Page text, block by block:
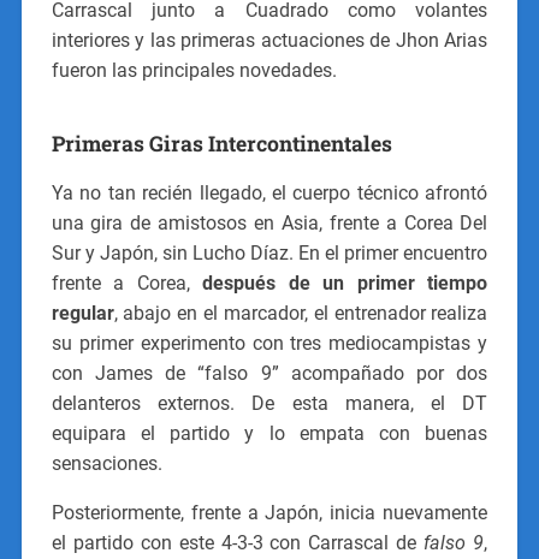
Carrascal junto a Cuadrado como volantes
interiores y las primeras actuaciones de Jhon Arias
fueron las principales novedades.
Primeras Giras Intercontinentales
Ya no tan recién llegado, el cuerpo técnico afrontó
una gira de amistosos en Asia, frente a Corea Del
Sur y Japón, sin Lucho Díaz. En el primer encuentro
frente a Corea,después de un primer tiempo
regular, abajo en el marcador, el entrenador realiza
su primer experimento con tres mediocampistas y
con James de “falso 9” acompañado por dos
delanteros externos. De esta manera, el DT
equipara el partido y lo empata con buenas
sensaciones.
Posteriormente, frente a Japón, inicia nuevamente
el partido con este 4-3-3 con Carrascal de falso 9,